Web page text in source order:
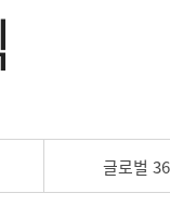
글로벌